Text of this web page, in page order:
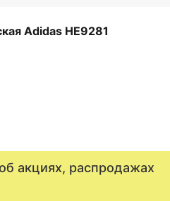
Adidas HE9281
акциях, распродажах